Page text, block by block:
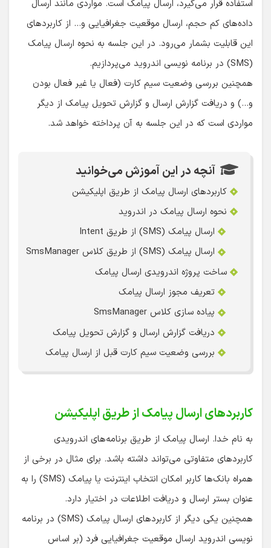
استفاده قرار می‌گیرد، ارسال پیامک است. مواردی مانند ارسال
داده‌های کم حجم، ارسال موقعیت جغرافیایی و… از کاربردهای
این قابلیت بشمار می‌رود. در این جلسه به نحوه ارسال پیامک
(SMS) در برنامه نویسی اندروید می‌پردازیم.
همچنین بررسی وضعیت سیم کارت (فعال یا غیر فعال بودن
و…) و دریافت گزارش ارسال و گزارش تحویل پیامک از دیگر
مواردی است که در این جلسه به آن پرداخته خواهد شد.
آنچه در این آموزش می‌خوانید
کاربردهای ارسال پیامک از طریق اپلیکیشن
نحوه ارسال پیامک در اندروید
ارسال پیامک (SMS) از طریق Intent
ارسال پیامک (SMS) از طریق کلاس SmsManager
ساخت پروژه اندرویدی ارسال پیامک
تعریف مجوز ارسال پیامک
پیاده سازی کلاس SmsManager
دریافت گزارش ارسال و گزارش تحویل پیامک
بررسی وضعیت سیم کارت قبل از ارسال پیامک
کاربردهای ارسال پیامک از طریق اپلیکیشن
به نام خدا. ارسال پیامک از طریق برنامه‌های اندرویدی
کاربردهای متفاوتی می‌تواند داشته باشد. برای مثال در برخی از
همراه بانک‌ها کاربر امکان انتخاب اینترنت یا پیامک (SMS) را به
عنوان بستر ارسال و دریافت اطلاعات در اختیار دارد.
همچنین یکی دیگر از کاربردهای ارسال پیامک (SMS) در برنامه
نویسی اندروید ارسال موقعیت جغرافیایی فرد (بر اساس